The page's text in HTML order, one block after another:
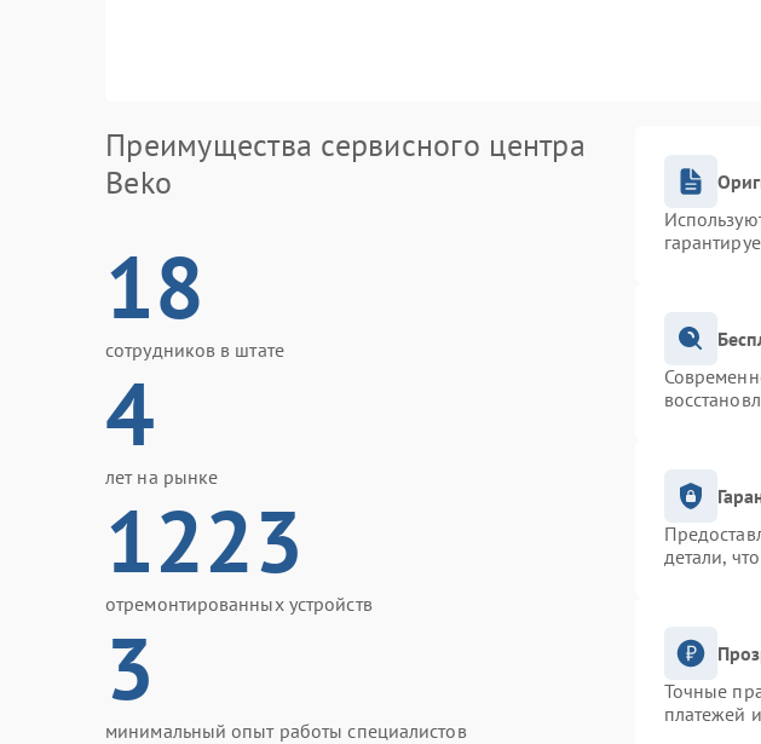
Преимущества сервисного центра
Beko
18
сотрудников в штате
4
лет на рынке
1223
отремонтированных устройств
3
минимальный опыт работы специалистов
детали,
Точные
платежей